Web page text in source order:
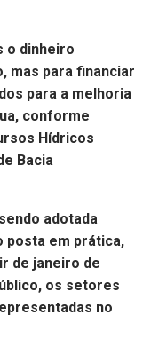
o dinheiro
mas para financiar
para a melhoria
conforme
Hídricos
Bacia
adotada
posta em prática,
de janeiro de
os setores
no